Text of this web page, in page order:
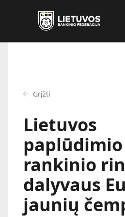
Čempionatai
Antidopingas
Grįžti
Lietuvos
paplūdimio
rankinio
dalyvaus
jaunių